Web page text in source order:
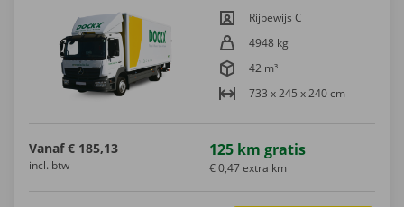
Rijbewijs C
4948 kg
42 m³
733 x 245 x 240 cm
Vanaf € 185,13
incl. btw
125 km gratis
€ 0,47 extra km